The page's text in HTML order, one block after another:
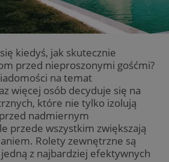
kiedyś, jak skutecznie
przed nieproszonymi gośćmi?
na temat
więcej osób decyduje się na
które nie tylko izolują
nadmiernym
przede wszystkim zwiększają
Rolety zewnętrzne są
z najbardziej efektywnych